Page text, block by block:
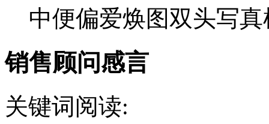
中便偏爱焕图双头写真
销售顾问感言
关键词阅读: